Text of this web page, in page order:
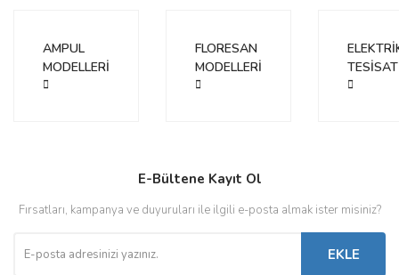
AMPUL
MODELLERİ
FLORESAN
MODELLERİ
TESİSAT
E-Bültene Kayıt Ol
Fırsatları, kampanya ve duyuruları ile ilgili e-posta almak ister misiniz?
EKLE